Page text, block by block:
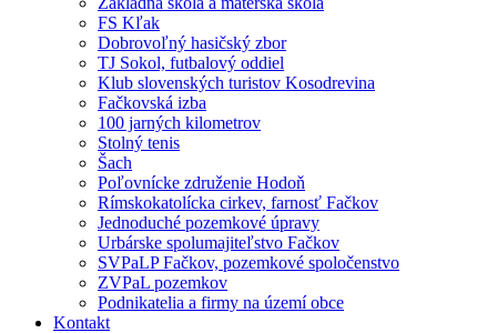
FS Kľak
Dobrovoľný hasičský zbor
TJ Sokol, futbalový oddiel
Klub slovenských turistov Kosodrevina
Fačkovská izba
100 jarných kilometrov
Stolný tenis
Šach
Poľovnícke združenie Hodoň
Rímskokatolícka cirkev, farnosť Fačkov
Jednoduché pozemkové úpravy
Urbárske spolumajiteľstvo Fačkov
SVPaLP Fačkov, pozemkové spoločenstvo
ZVPaL pozemkov
Podnikatelia a firmy na území obce
Kontakt